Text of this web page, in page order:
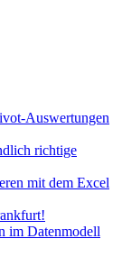
Auswertungen
richtige
mit dem Excel
im Datenmodell